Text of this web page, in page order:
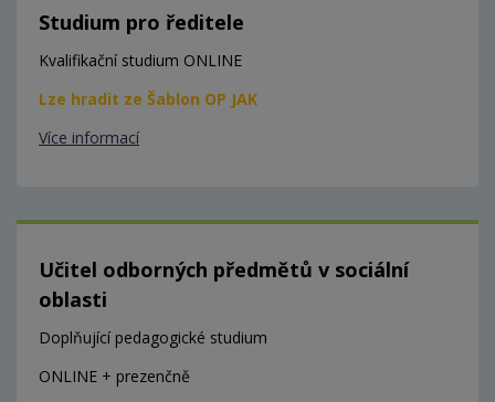
Studium pro ředitele
Kvalifikační studium ONLINE
Lze hradit ze Šablon OP JAK
Více informací
Učitel odborných předmětů v sociální
oblasti
Doplňující pedagogické studium
ONLINE + prezenčně